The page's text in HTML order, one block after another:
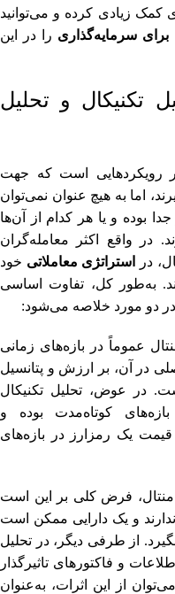
کمک زیادی کرده و می‌توانید
برای سرمایه‌گذاری را در این
تکنیکال و تحلیل
در رویکردهایی است که جهت
اما به هیچ عنوان نمی‌توان
بوده و یا هر کدام از آن‌ها
واقع اکثر معامله‌گران
در
استراتژی معاملاتی خود
به‌طور کل، تفاوت اساسی
در دو مورد خلاصه می‌شود:
عموماً در بازه‌های زمانی
در آن، بر ارزش و پتانسیل
در عوض، تحلیل تکنیکال
کوتاه‌مدت بوده و
یک رمزارز در بازه‌های
فرض کلی بر این است
و یک دارایی ممکن است
از طرفی دیگر، در تحلیل
و فاکتورهای تاثیرگذار
از این اثرات، به‌عنوان